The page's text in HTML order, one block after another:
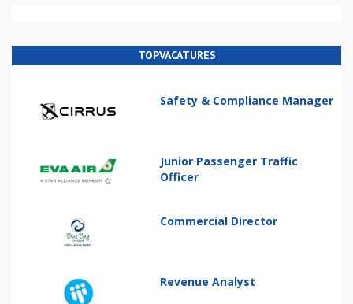
TOPVACATURES
Safety & Compliance Manager
Junior Passenger Traffic
Officer
Commercial Director
Revenue Analyst